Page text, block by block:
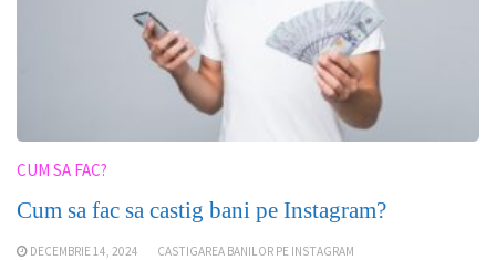
CUM SA FAC?
Cum sa fac sa castig bani pe Instagram?
DECEMBRIE 14, 2024
CASTIGAREA BANILOR PE INSTAGRAM